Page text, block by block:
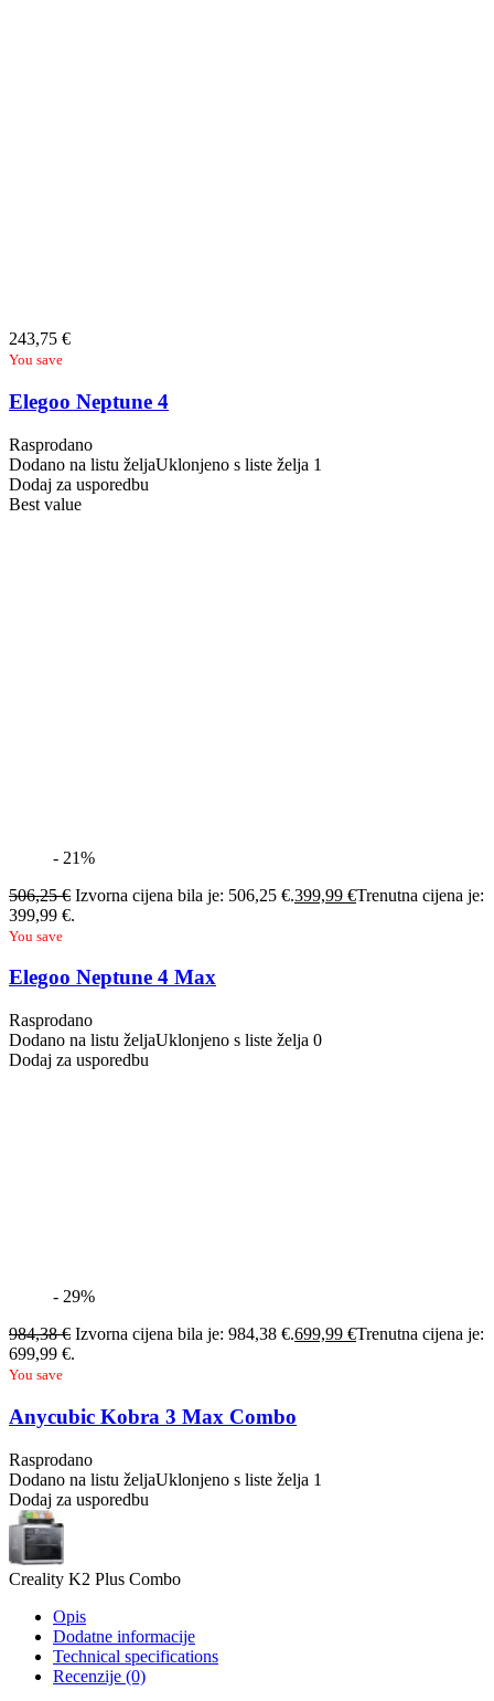
243,75 €
You save
Elegoo Neptune 4
Rasprodano
Dodano na listu željaUklonjeno s liste želja 1
Dodaj za usporedbu
Best value
- 21%
506,25€ Izvorna cijena bila je: 506,25 €.399,99 €Trenutna cijena je:
399,99 €.
You save
Elegoo Neptune 4 Max
Rasprodano
Dodano na listu željaUklonjeno s liste želja 0
Dodaj za usporedbu
- 29%
984,38€ Izvorna cijena bila je: 984,38 €.699,99 €Trenutna cijena je:
699,99 €.
You save
Anycubic Kobra 3 Max Combo
Rasprodano
Dodano na listu željaUklonjeno s liste želja 1
Dodaj za usporedbu
Creality K2 Plus Combo
Opis
Dodatne informacije
Technical specifications
Recenzije (0)